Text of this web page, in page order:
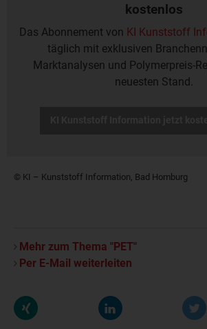
kostenlos
Das Abonnement von KI Kunststoff
täglich mit exklusiven
Marktanalysen und Polymerpreis-
neuesten Stand.
© KI – Kunststoff Information, Bad Homburg
Mehr zum Thema "PET"
Per E-Mail weiterleiten